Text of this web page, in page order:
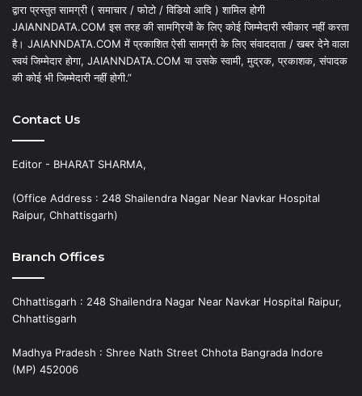
द्वारा प्रस्तुत सामग्री ( समाचार / फोटो / विडियो आदि ) शामिल होगी
JAIANNDATA.COM इस तरह की सामग्रियों के लिए कोई जिम्मेदारी स्वीकार नहीं करता
है। JAIANNDATA.COM में प्रकाशित ऐसी सामग्री के लिए संवाददाता / खबर देने वाला
स्वयं जिम्मेदार होगा, JAIANNDATA.COM या उसके स्वामी, मुद्रक, प्रकाशक, संपादक
की कोई भी जिम्मेदारी नहीं होगी.”
Contact Us
Editor - BHARAT SHARMA,
(Office Address : 248 Shailendra Nagar Near Navkar Hospital
Raipur, Chhattisgarh)
Branch Offices
Chhattisgarh : 248 Shailendra Nagar Near Navkar Hospital Raipur,
Chhattisgarh
Madhya Pradesh : Shree Nath Street Chhota Bangrada Indore
(MP) 452006